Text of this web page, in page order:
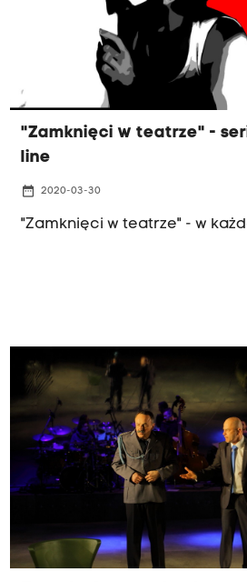
"Zamknięci w teatrze" -
line
date_range 2020-03-30
"Zamknięci w teatrze" - w